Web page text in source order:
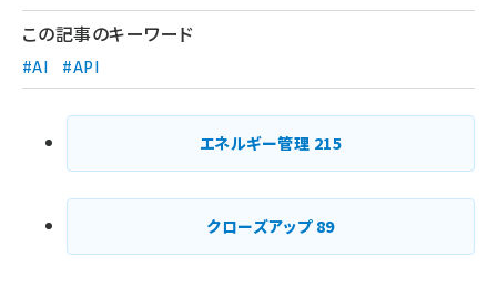
り
この記事のキーワード
#AI #API
エネルギー管理 215
クローズアップ 89